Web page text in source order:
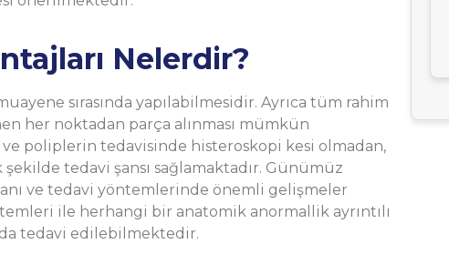
Nelerdir?
sırasında yapılabilmesidir. Ayrıca tüm rahim
her noktadan parça alınması mümkün
poliplerin tedavisinde histeroskopi kesi olmadan,
tedavi şansı sağlamaktadır. Günümüz
ve tedavi yöntemlerinde önemli gelişmeler
ile herhangi bir anatomik anormallik ayrıntılı
tedavi edilebilmektedir.